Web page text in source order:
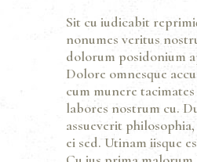
Sit cu iudicabit
nonumes veritus
dolorum posidonium
Dolore omnesque
cum munere tacimates
labores nostrum cu.
assueverit
ei sed. Utinam iisque